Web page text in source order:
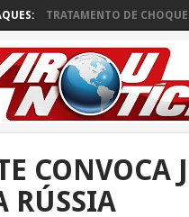
TRATAMENTO DE
CONVOCA
RÚSSIA